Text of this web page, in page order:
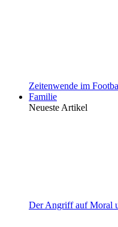
Zeitenwende im
Familie
Neueste Artikel
Der Angriff auf Moral